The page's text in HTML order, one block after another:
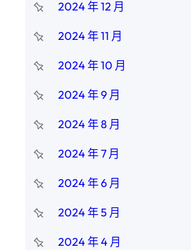
2024 年 12 月
2024 年 11 月
2024 年 10 月
2024 年 9 月
2024 年 8 月
2024 年 7 月
2024 年 6 月
2024 年 5 月
2024 年 4 月